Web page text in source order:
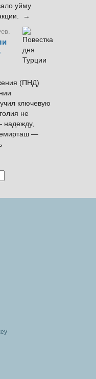
уйму
→
(ПНД)
ключевую
не
надежду,
—